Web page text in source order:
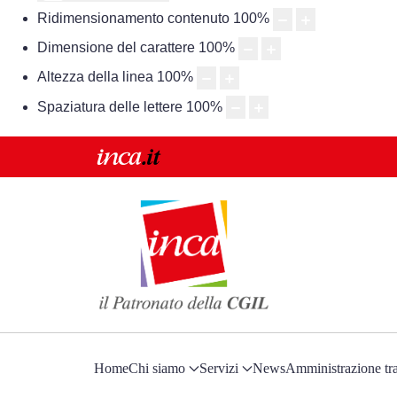
Ridimensionamento contenuto 100%
Dimensione del carattere 100%
Altezza della linea 100%
Spaziatura delle lettere 100%
HomeChi siamo Servizi NewsAmministrazione